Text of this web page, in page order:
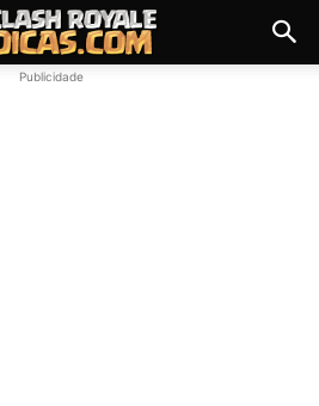
Publicidade